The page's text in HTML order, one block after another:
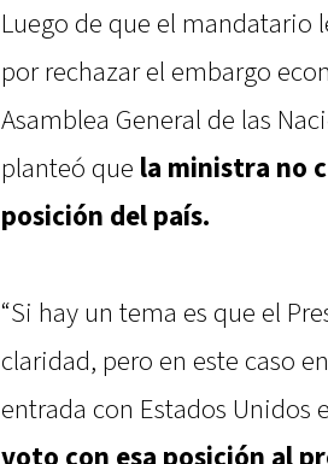
Luego de que el mandatario
por rechazar el embargo
Asamblea General de las
planteó que la ministra no
posición del país.
“Si hay un tema es que el
claridad, pero en este caso
entrada con Estados Unidos